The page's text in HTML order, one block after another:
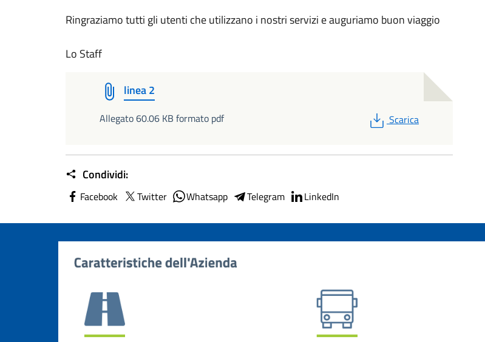
Ringraziamo tutti gli utenti che utilizzano i nostri servizi e auguriamo buon viaggio
Lo Staff
linea 2
Allegato 60.06 KB formato pdf PDF
Scarica
Condividi:
Facebook Twitter Whatsapp Telegram LinkedIn